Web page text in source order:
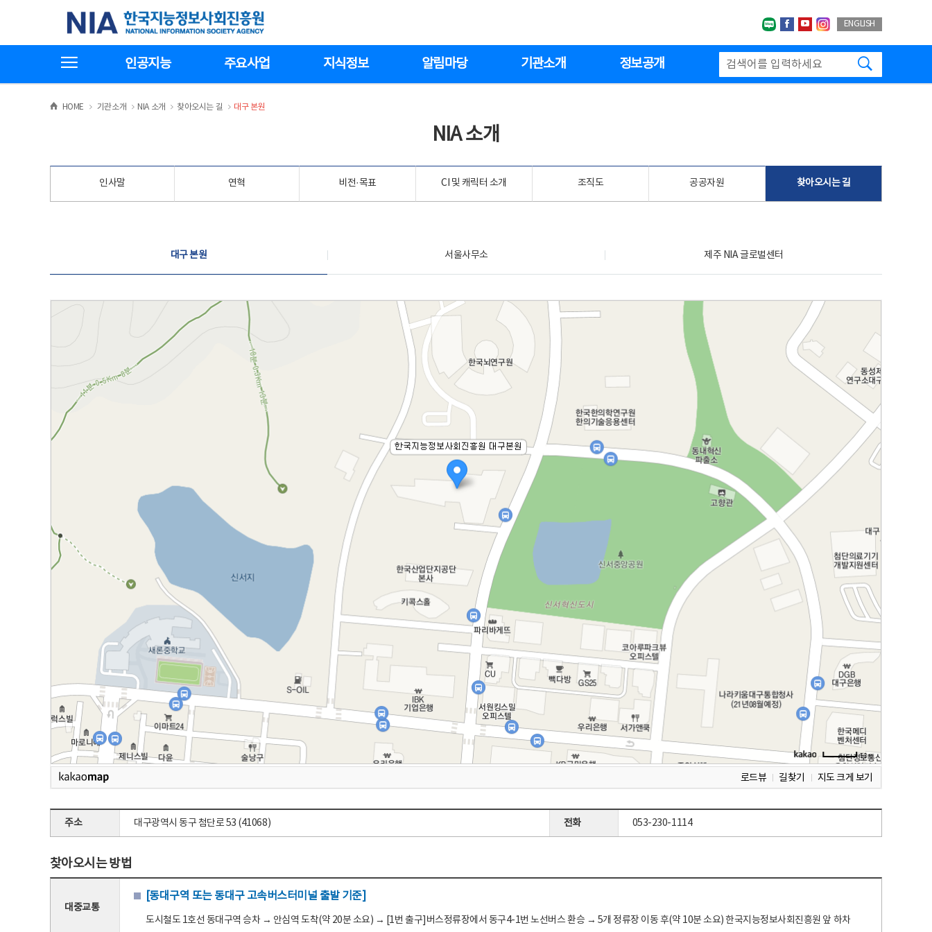
기
한국지능정보사회진흥원
네이버블로그
페이스북
유투브인스타그랩
ENGLISH
인공지능 주요사업 지식정보 알림마당 기관소개 정보공개
HOME >
기관소개 >NIA 소개 >
찾아오시는 길 >
대구 본원
NIA 소개
인사말 연혁 비전·목표 CI 및 캐릭터 소개 조직도 공공자원 찾아오시는 길
대구 본원 서울사무소 제주 NIA 글로벌센터
로드뷰 길찾기 지도 크게 보기
주소 대구광역시 동구 첨단로 53 (41068) 전화 053-230-1114
찾아오시는 방법
대중교통
[동대구역 또는 동대구 고속버스터미널 출발 기준]
도시철도 1호선 동대구역 승차 → 안심역 도착(약 20분 소요) → [1번 출구]버스정류장에서 동구4-1번 노선버스 환승 → 5개 정류장 이동 후(약 10분 소요) 한국지능정보사회진흥원 앞 하차